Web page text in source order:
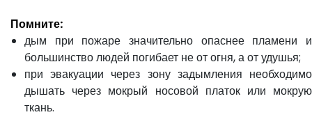
Помните:
дым при пожаре значительно опаснее пламени и
большинство людей погибает не от огня, а от удушья;
при эвакуации через зону задымления необходимо
дышать через мокрый носовой платок или мокрую
ткань.